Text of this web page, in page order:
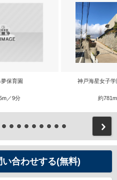
保育園
／9分
神戸海星女子
約
合わせする(無料)